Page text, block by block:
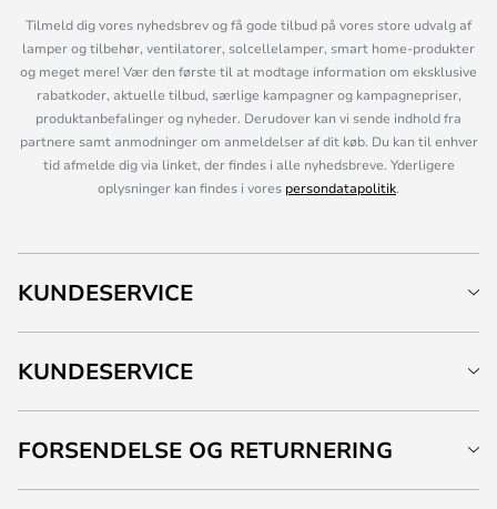
Tilmeld dig vores nyhedsbrev og få gode tilbud på vores store udvalg af
lamper og tilbehør, ventilatorer, solcellelamper, smart home-produkter
og meget mere! Vær den første til at modtage information om eksklusive
rabatkoder, aktuelle tilbud, særlige kampagner og kampagnepriser,
produktanbefalinger og nyheder. Derudover kan vi sende indhold fra
partnere samt anmodninger om anmeldelser af dit køb. Du kan til enhver
tid afmelde dig via linket, der findes i alle nyhedsbreve. Yderligere
oplysninger kan findes i vores persondatapolitik.
KUNDESERVICE
KUNDESERVICE
FORSENDELSE OG RETURNERING